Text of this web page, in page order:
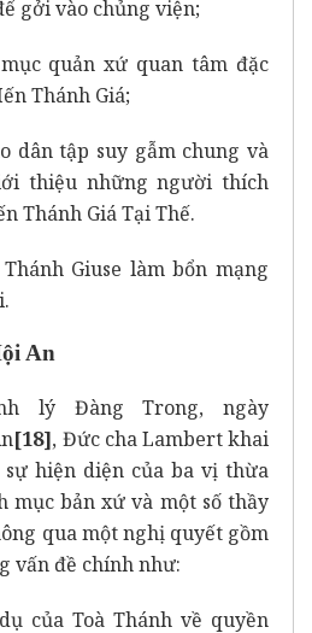
gởi vào chủng viện;
quản xứ quan tâm đặc
Thánh Giá;
dân tập suy gẫm chung và
thiệu những người thích
Thánh Giá Tại Thế.
Giuse làm bổn mạng
An
lý Đàng Trong, ngày
[18], Đức cha Lambert khai
sự hiện diện của ba vị thừa
mục bản xứ và một số thầy
qua một nghị quyết gồm
vấn đề chính như:
của Toà Thánh về quyền